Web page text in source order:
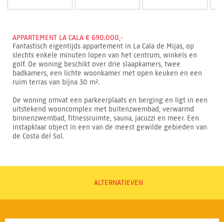
APPARTEMENT LA CALA € 690.000,-
Fantastisch eigentijds appartement in La Cala de Mijas, op
slechts enkele minuten lopen van het centrum, winkels en
golf. De woning beschikt over drie slaapkamers, twee
badkamers, een lichte woonkamer met open keuken en een
ruim terras van bijna 30 m².
De woning omvat een parkeerplaats en berging en ligt in een
uitstekend wooncomplex met buitenzwembad, verwarmd
binnenzwembad, fitnessruimte, sauna, jacuzzi en meer. Een
instapklaar object in een van de meest gewilde gebieden van
de Costa del Sol.
ALTERNATIEVEN